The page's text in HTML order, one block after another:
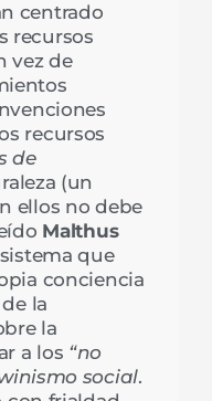
centrado
recursos
vez de
recursos
de
(un
ellos no debe
Malthus
que
conciencia
la
la
a los “no
social.